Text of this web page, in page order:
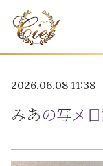
2026.06.08 11:38
みあの写メ